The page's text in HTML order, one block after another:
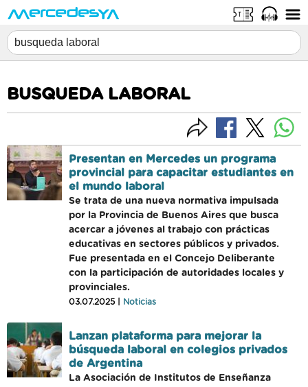
BUSQUEDA LABORAL
Presentan en Mercedes un programa
provincial para capacitar estudiantes en
el mundo laboral
Se trata de una nueva normativa impulsada
por la Provincia de Buenos Aires que busca
acercar a jóvenes al trabajo con prácticas
educativas en sectores públicos y privados.
Fue presentada en el Concejo Deliberante
con la participación de autoridades locales y
provinciales.
03.07.2025 | Noticias
Lanzan plataforma para mejorar la
búsqueda laboral en colegios privados
de Argentina
La Asociación de Institutos de Enseñanza